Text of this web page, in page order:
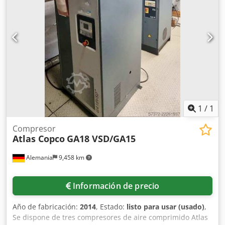
Horas de funcionamiento: 12.100 horas Dodpfx Ajzdqz Dol
Nowa Estado: De segunda mano, en muy buen estado y
listo para su uso inmediato. El compresor puede ser
inspeccionado y probado en nuestras instalaciones en
Kiel, previa cita.
1 / 1
Alemania 9,458 km
Compresor
Atlas Copco GA18 VSD/GA15
Información de precio
Año de fabricación: 2014, Estado: listo para usar (usado),
Se dispone de tres compresores de aire comprimido Atlas